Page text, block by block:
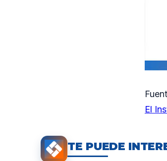
El
TE PUEDE